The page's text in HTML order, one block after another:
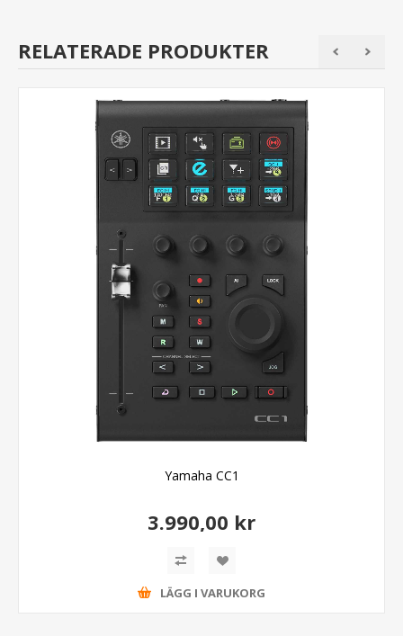
RELATERADE PRODUKTER
Yamaha CC1
3.990,00 kr
LÄGG I VARUKORG